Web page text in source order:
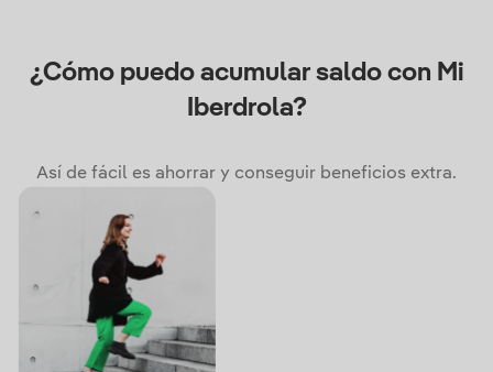
¿Cómo puedo acumular saldo con Mi
Iberdrola?
Así de fácil es ahorrar y conseguir beneficios extra.